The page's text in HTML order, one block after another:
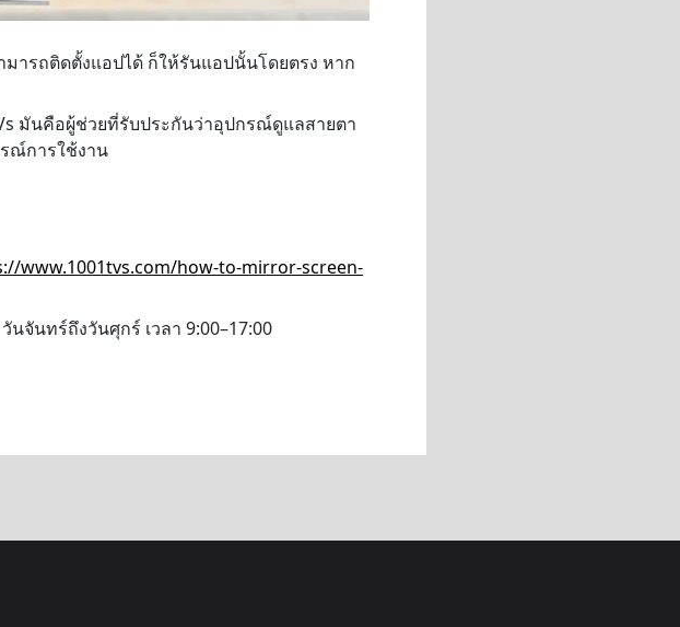
ารถติดตั้งแอปได้ ก็ให้รันแอปนั้นโดยตรง หาก
มันคือผู้ช่วยที่รับประกันว่าอุปกรณ์ดูแลสายตา
ณ์การใช้งาน
www.1001tvs.com/how-to-mirror-screen-
จันทร์ถึงวันศุกร์ เวลา 9:00–17:00